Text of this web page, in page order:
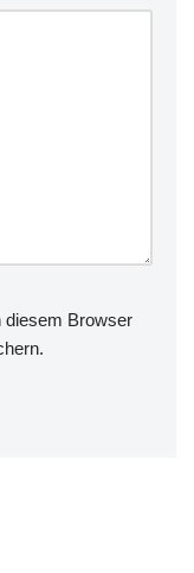
diesem Browser